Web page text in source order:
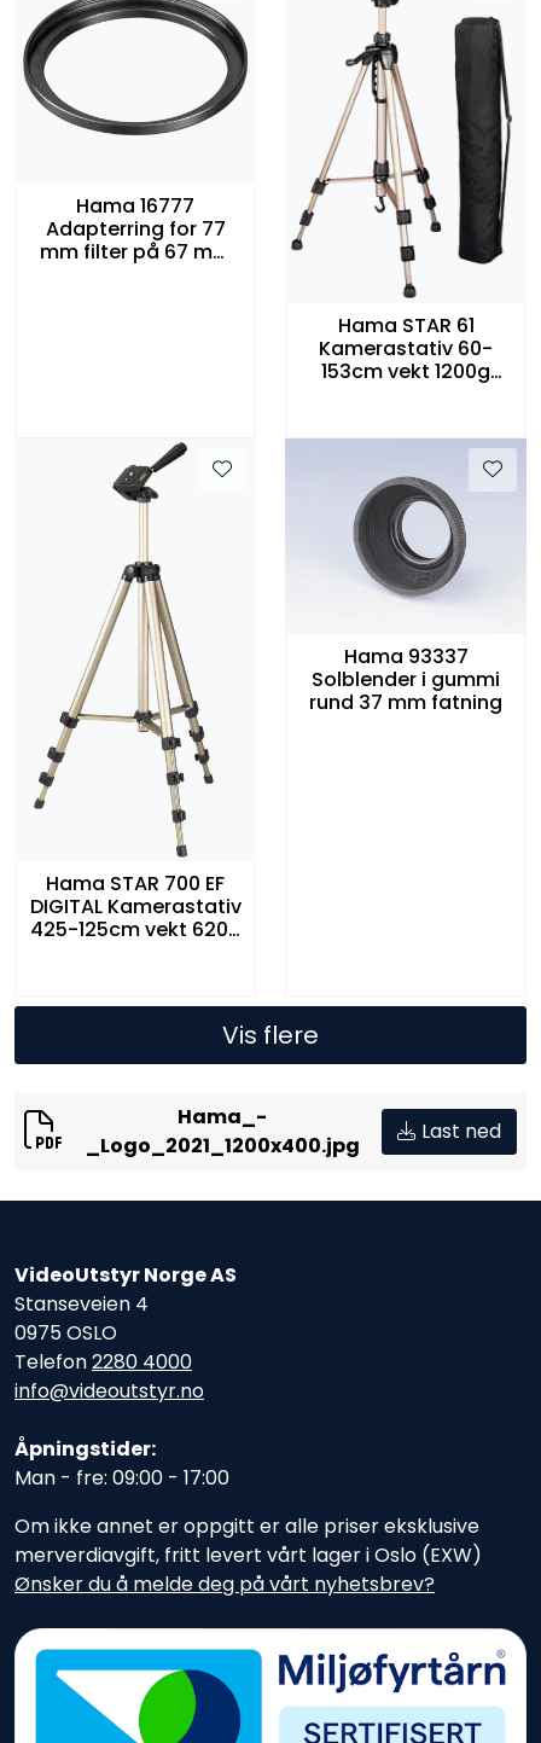
Hama 16777
Adapterring for 77
mm filter på 67 mm
Hama STAR 61
Kamerastativ 60-
153cm vekt 1200g
Hama STAR 700 EF
DIGITAL Kamerastativ
425-125cm vekt 620g
Hama 93337
Solblender i gummi
rund 37 mm fatning
Vis flere
Hama_-
_Logo_2021_1200x400.jpg
Last ned
VideoUtstyr Norge AS
Stanseveien 4
0975 OSLO
Telefon2280 4000
info@videoutstyr.no
Åpningstider:
Man - fre: 09:00 - 17:00
Om ikke annet er oppgitt er alle priser eksklusive
merverdiavgift, fritt levert vårt lager i Oslo (EXW)
Ønsker du å melde deg på vårt nyhetsbrev?